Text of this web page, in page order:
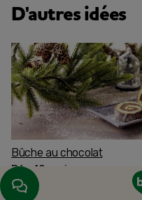
D'autres idées
Bûche au chocolat
Dès 12 mois